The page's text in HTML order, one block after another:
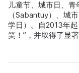
儿童节、城市日、青
（Sabantuy）、城
学日）。自2013年
笑！”，并取得了显著